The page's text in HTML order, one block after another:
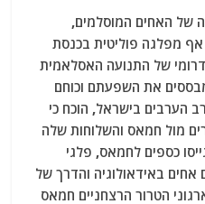
של האחים המוסלמים,
מפלגה פוליטית בכנסת
של התנועה האסלאמית
את השפעתם וכוחם
הערבים בישראל, הוכח כי
מול חמאס והשלוחות שלה
כספים לחמאס, פלגי
באידאולוגיה והדרך של
הטרור הרצחניים חמאס